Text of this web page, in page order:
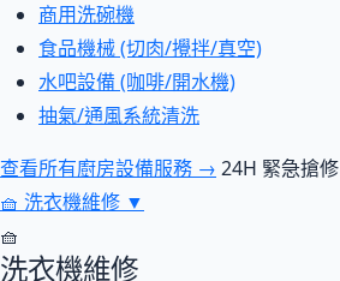
商用洗碗機
食品機械 (切肉/攪拌/真空)
水吧設備 (咖啡/開水機)
抽氣/通風系統清洗
查看所有廚房設備服務 → 24H 緊急搶修
🧺 洗衣機維修 ▼
🧺
洗衣機維修